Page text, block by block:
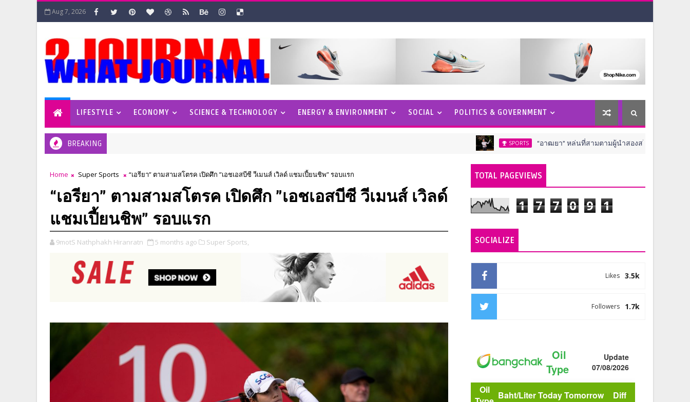
Aug 7, 2026
LIFESTYLE ECONOMY SCIENCE & TECHNOLOGY ENERGY & ENVIRONMENT SOCIAL POLITICS & GOVERNMENT
BREAKING SPORTS “อาฒยา” หล่นที่สามตามผู้นำสองสโตรค ครึ่งทางกอล์ฟ เอไอจี วีเ
Home Super Sports “เอรียา” ตามสามสโตรค เปิดศึก ”เอชเอสบีซี วีเมนส์ เวิลด์ แชมเปี้ยนชิพ” รอบแรก
“เอรียา” ตามสามสโตรค เปิดศึก ”เอชเอสบีซี วีเมนส์ เวิลด์
แชมเปี้ยนชิพ” รอบแรก
9motS Nathphakh Hiranratn 5 months ago Super Sports,
TOTAL PAGEVIEWS
1 7 7 0 9 1
SOCIALIZE
3.5k
Likes
1.7k
Followers